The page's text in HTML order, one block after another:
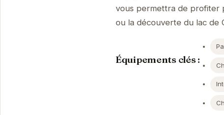
vous permettra de profiter
ou la découverte du lac de
Équipements clés :